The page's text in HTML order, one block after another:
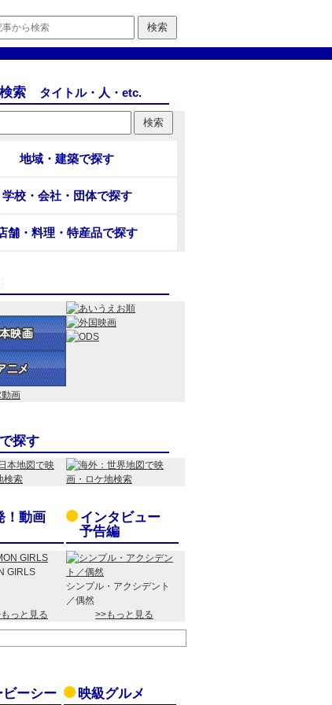
索 タイトル・人・etc.
地域・建築で探す
学校・会社・団体で探す
舗・料理・特産品で探す
探す
！動画
インタビュー
予告編
GIRLS
シンプル・アクシデント
／偶然
っと見る
>>もっと見る
ーシー 映級グルメ